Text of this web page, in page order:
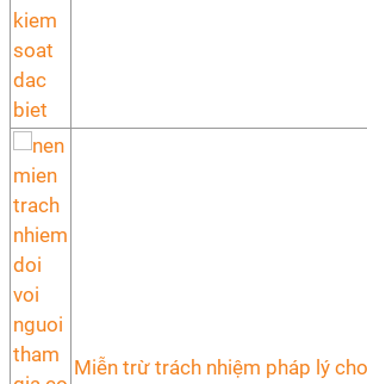
Miễn trừ trách nhiệm pháp lý